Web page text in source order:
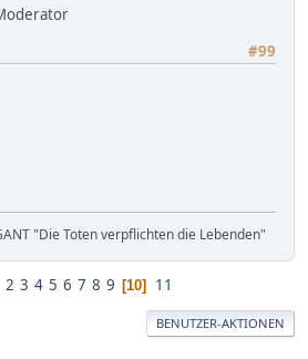
#99
"Die Toten verpflichten die Lebenden"
2 3 4 5 6 7 8 9 10 11
BENUTZER-AKTIONEN